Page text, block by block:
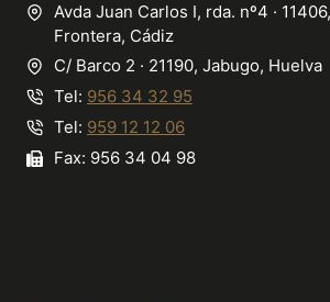
Avda Juan Carlos I, rda. nº4 ·
Frontera, Cádiz
C/ Barco 2 · 21190, Jabugo, Huelva
Tel: 956 34 32 95
Tel: 959 12 12 06
Fax: 956 34 04 98